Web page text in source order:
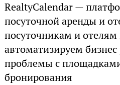
RealtyCalendar —
посуточной аренды и
посуточникам и отелям
автоматизируем
проблемы с
бронирования